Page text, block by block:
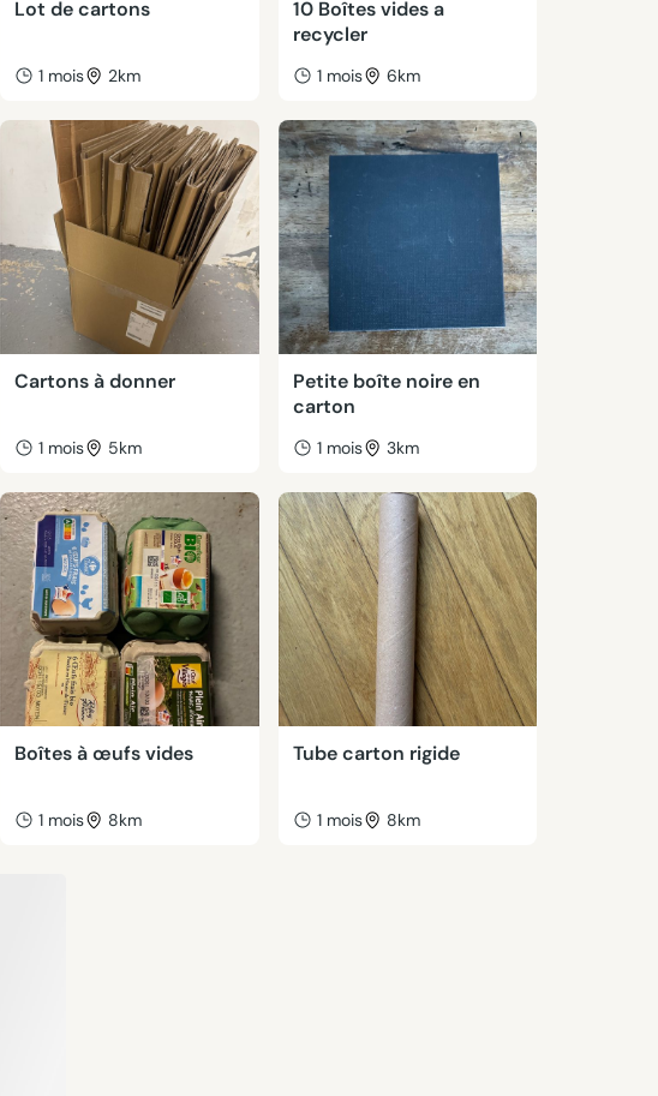
Lot de cartons
1 mois 2km
10 Boîtes vides a
recycler
1 mois 6km
Cartons à donner
1 mois 5km
Petite boîte noire en
carton
1 mois 3km
Boîtes à œufs vides
1 mois 8km
Tube carton rigide
1 mois 8km